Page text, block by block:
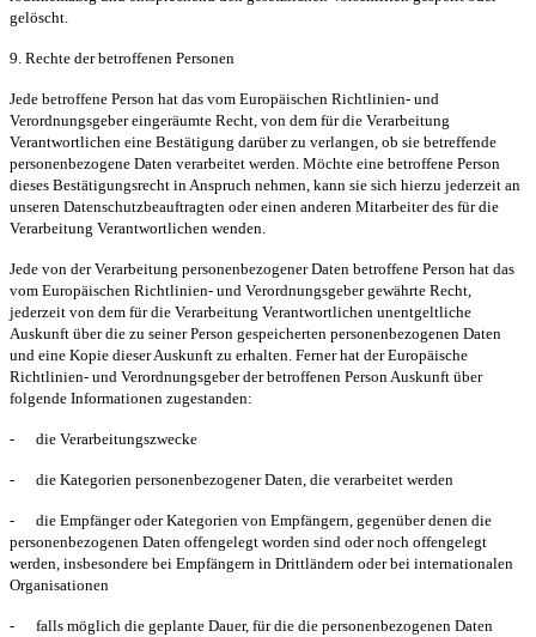
gelöscht.
9. Rechte der betroffenen Personen
Jede betroffene Person hat das vom Europäischen Richtlinien- und
Verordnungsgeber eingeräumte Recht, von dem für die Verarbeitung
Verantwortlichen eine Bestätigung darüber zu verlangen, ob sie betreffende
personenbezogene Daten verarbeitet werden. Möchte eine betroffene Person
dieses Bestätigungsrecht in Anspruch nehmen, kann sie sich hierzu jederzeit an
unseren Datenschutzbeauftragten oder einen anderen Mitarbeiter des für die
Verarbeitung Verantwortlichen wenden.
Jede von der Verarbeitung personenbezogener Daten betroffene Person hat das
vom Europäischen Richtlinien- und Verordnungsgeber gewährte Recht,
jederzeit von dem für die Verarbeitung Verantwortlichen unentgeltliche
Auskunft über die zu seiner Person gespeicherten personenbezogenen Daten
und eine Kopie dieser Auskunft zu erhalten. Ferner hat der Europäische
Richtlinien- und Verordnungsgeber der betroffenen Person Auskunft über
folgende Informationen zugestanden:
- die Verarbeitungszwecke
- die Kategorien personenbezogener Daten, die verarbeitet werden
-
die Empfänger oder Kategorien von Empfängern, gegenüber denen die
personenbezogenen Daten offengelegt worden sind oder noch offengelegt
werden, insbesondere bei Empfängern in Drittländern oder bei internationalen
Organisationen
-
falls möglich die geplante Dauer, für die die personenbezogenen Daten